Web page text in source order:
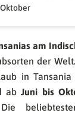
am
der
in
ab Juni bis